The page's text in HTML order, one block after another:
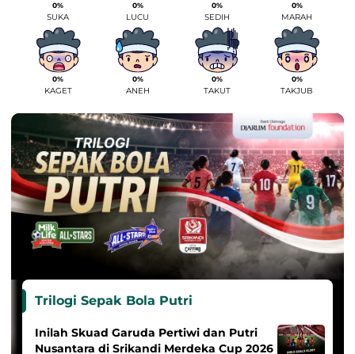
0%
SUKA
0%
LUCU
0%
SEDIH
0%
MARAH
0%
KAGET
0%
ANEH
0%
TAKUT
0%
TAKJUB
Trilogi Sepak Bola Putri
Inilah Skuad Garuda Pertiwi dan Putri
Nusantara di Srikandi Merdeka Cup 2026